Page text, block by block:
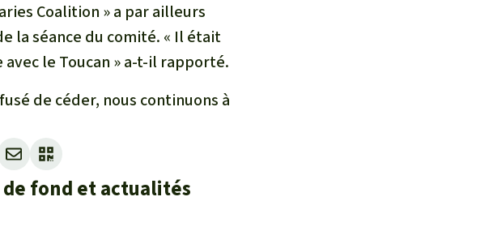
Coalition » a par ailleurs
la séance du comité. « Il était
le Toucan » a-t-il rapporté.
de céder, nous continuons à
fond et actualités